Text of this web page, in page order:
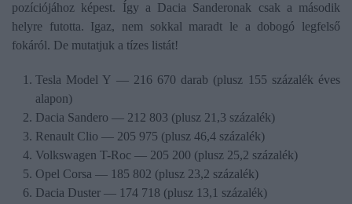
pozíciójához képest. Így a Dacia Sanderonak csak a második
helyre futotta. Igaz, nem sokkal maradt le a dobogó legfelső
fokáról. De mutatjuk a tízes listát!
Tesla Model Y — 216 670 darab (plusz 155 százalék éves
alapon)
Dacia Sandero — 212 803 (plusz 21,3 százalék)
Renault Clio — 205 975 (plusz 46,4 százalék)
Volkswagen T-Roc — 205 200 (plusz 25,2 százalék)
Opel Corsa — 185 802 (plusz 23,2 százalék)
Dacia Duster — 174 718 (plusz 13,1 százalék)